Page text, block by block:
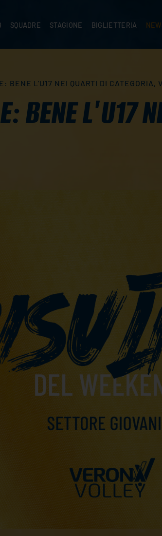
SQUADRE
SETTORE GIOVANILE
MINIVOLLEY
STAGIONE
CAMP
BIGLIETTERIA
BENE L'U17 NEI QUARTI DI CATEGORIA,
BENE L'U17